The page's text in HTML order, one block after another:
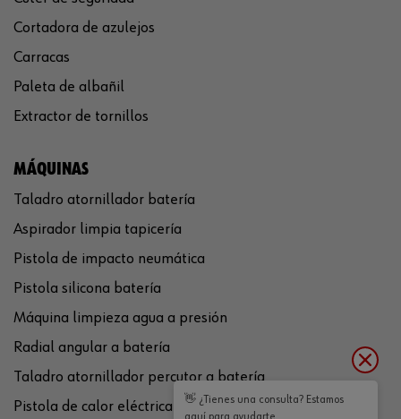
Cortadora de azulejos
Carracas
Paleta de albañil
Extractor de tornillos
MÁQUINAS
Taladro atornillador batería
Aspirador limpia tapicería
Pistola de impacto neumática
Pistola silicona batería
Máquina limpieza agua a presión
Radial angular a batería
Taladro atornillador percutor a batería
Pistola de calor eléctrica
👋 ¿Tienes una consulta? Estamos